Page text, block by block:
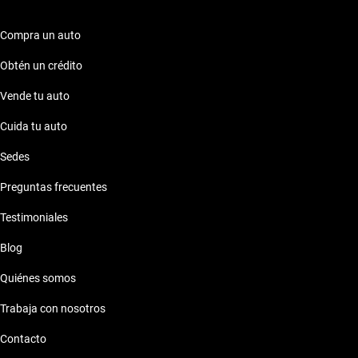
Compra un auto
Obtén un crédito
Vende tu auto
Cuida tu auto
Sedes
Preguntas frecuentes
Testimoniales
Blog
Quiénes somos
Trabaja con nosotros
Contacto